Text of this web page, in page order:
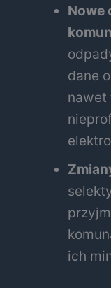
Nowe
dane
nawet
ich